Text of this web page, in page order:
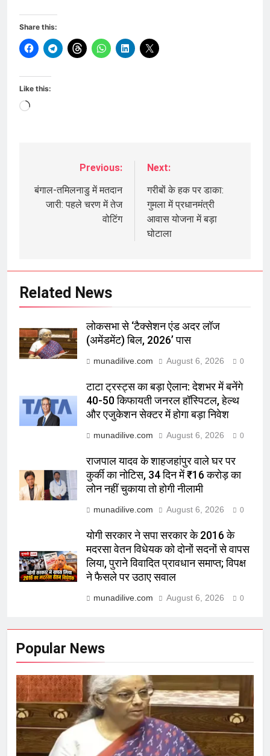
Share this:
Like this:
Loading…
navigation
Previous:
बंगाल-तमिलनाडु में मतदान
जारी: पहले चरण में तेज
वोटिंग
Next:
गरीबों के हक पर डाका:
गुमला में प्रधानमंत्री
आवास योजना में बड़ा
घोटाला
Related News
लोकसभा से ‘टैक्सेशन एंड अदर लॉज
(अमेंडमेंट) बिल, 2026’ पास
munadilive.com August 6, 2026 0
टाटा ट्रस्ट्स का बड़ा ऐलान: देशभर में बनेंगे
40-50 किफायती जनरल हॉस्पिटल, हेल्थ
और एजुकेशन सेक्टर में होगा बड़ा निवेश
munadilive.com August 6, 2026 0
राजपाल यादव के शाहजहांपुर वाले घर पर
कुर्की का नोटिस, 34 दिन में ₹16 करोड़ का
लोन नहीं चुकाया तो होगी नीलामी
munadilive.com August 6, 2026 0
योगी सरकार ने सपा सरकार के 2016 के
मदरसा वेतन विधेयक को दोनों सदनों से वापस
लिया, पुराने विवादित प्रावधान समाप्त; विपक्ष
ने फैसले पर उठाए सवाल
munadilive.com August 6, 2026 0
Popular News